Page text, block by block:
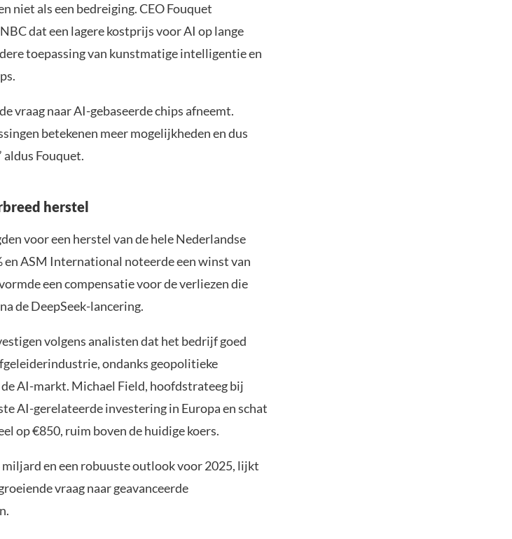
niet als een bedreiging. CEO Fouquet
dat een lagere kostprijs voor AI op lange
toepassing van kunstmatige intelligentie en
vraag naar AI-gebaseerde chips afneemt.
betekenen meer mogelijkheden en dus
aldus Fouquet.
herstel
voor een herstel van de hele Nederlandse
en ASM International noteerde een winst van
een compensatie voor de verliezen die
de DeepSeek-lancering.
volgens analisten dat het bedrijf goed
ondanks geopolitieke
AI-markt. Michael Field, hoofdstrateeg bij
AI-gerelateerde investering in Europa en schat
op €850, ruim boven de huidige koers.
en een robuuste outlook voor 2025, lijkt
vraag naar geavanceerde